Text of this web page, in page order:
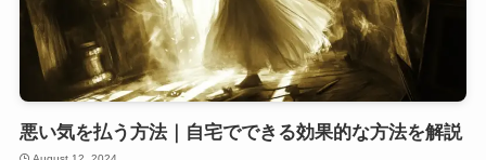
悪い気を払う方法｜自宅でできる効果的な方法を解説